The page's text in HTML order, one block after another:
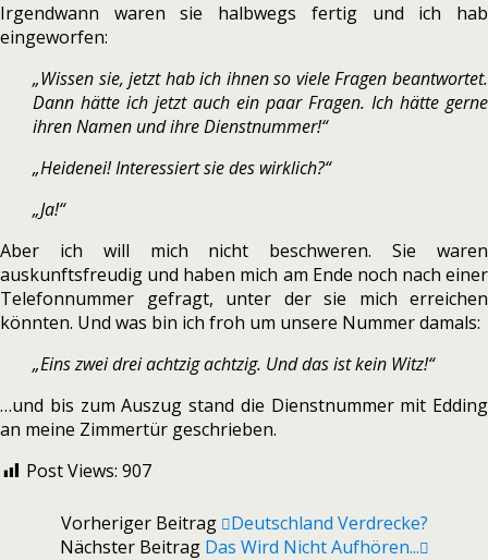
Irgendwann waren sie halbwegs fertig und ich hab
eingeworfen:
„Wissen sie, jetzt hab ich ihnen so viele Fragen beantwortet.
Dann hätte ich jetzt auch ein paar Fragen. Ich hätte gerne
ihren Namen und ihre Dienstnummer!“
„Heidenei! Interessiert sie des wirklich?“
„Ja!“
Aber ich will mich nicht beschweren. Sie waren
auskunftsfreudig und haben mich am Ende noch nach einer
Telefonnummer gefragt, unter der sie mich erreichen
könnten. Und was bin ich froh um unsere Nummer damals:
„Eins zwei drei achtzig achtzig. Und das ist kein Witz!“
…und bis zum Auszug stand die Dienstnummer mit Edding
an meine Zimmertür geschrieben.
Post Views: 907
Vorheriger Beitrag
Deutschland Verdrecke?
Nächster Beitrag Das Wird Nicht Aufhören...